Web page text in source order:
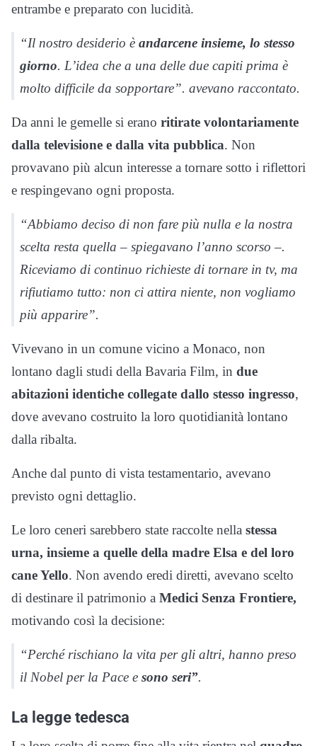
entrambe e preparato con lucidità.
“Il nostro desiderio è andarcene insieme, lo stesso
giorno. L’idea che a una delle due capiti prima è
molto difficile da sopportare”. avevano raccontato.
Da anni le gemelle si erano ritirate volontariamente
dalla televisione e dalla vita pubblica. Non
provavano più alcun interesse a tornare sotto i riflettori
e respingevano ogni proposta.
“Abbiamo deciso di non fare più nulla e la nostra
scelta resta quella – spiegavano l’anno scorso –.
Riceviamo di continuo richieste di tornare in tv, ma
rifiutiamo tutto: non ci attira niente, non vogliamo
più apparire”.
Vivevano in un comune vicino a Monaco, non
lontano dagli studi della Bavaria Film, in due
abitazioni identiche collegate dallo stesso ingresso,
dove avevano costruito la loro quotidianità lontano
dalla ribalta.
Anche dal punto di vista testamentario, avevano
previsto ogni dettaglio.
Le loro ceneri sarebbero state raccolte nella stessa
urna, insieme a quelle della madre Elsa e del loro
cane Yello. Non avendo eredi diretti, avevano scelto
di destinare il patrimonio a Medici Senza Frontiere,
motivando così la decisione:
“Perché rischiano la vita per gli altri, hanno preso
il Nobel per la Pace e sono seri”.
La legge tedesca